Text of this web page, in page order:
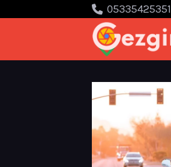
05335425351